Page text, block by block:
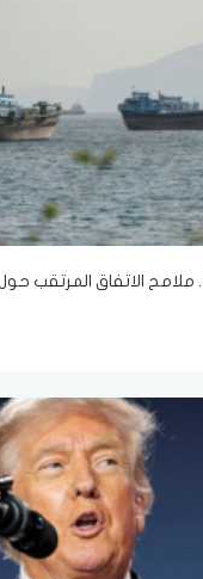
ملامح الاتفاق المرتقب